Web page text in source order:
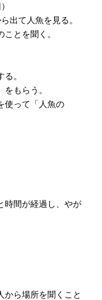
出て人魚を見る。
とを聞く。
。
もらう。
使って「人魚の
時間が経過し、やが
から場所を聞くこと